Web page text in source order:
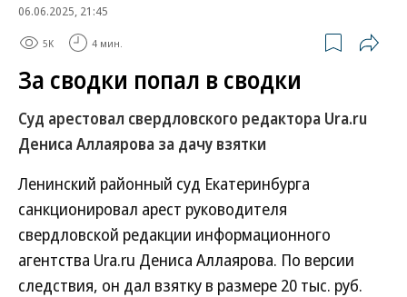
06.06.2025, 21:45
5K 4 мин.
За сводки попал в сводки
Суд арестовал свердловского редактора Ura.ru
Дениса Аллаярова за дачу взятки
Ленинский районный суд Екатеринбурга
санкционировал арест руководителя
свердловской редакции информационного
агентства Ura.ru Дениса Аллаярова. По версии
следствия, он дал взятку в размере 20 тыс. руб.